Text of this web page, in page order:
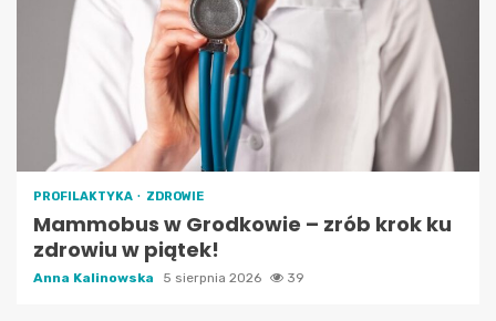
PROFILAKTYKA ZDROWIE
Mammobus w Grodkowie – zrób krok ku
zdrowiu w piątek!
Anna Kalinowska 5 sierpnia 2026 39